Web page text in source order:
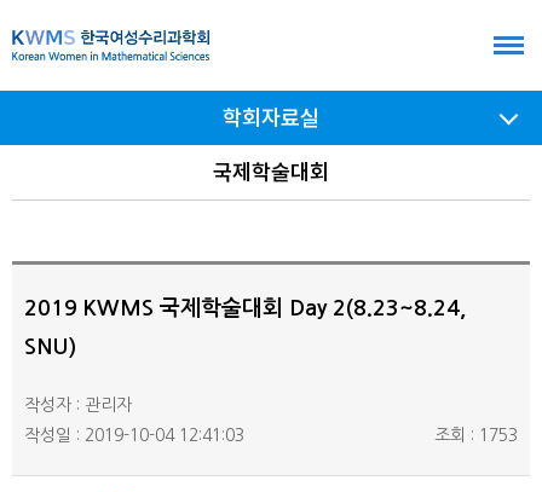
문
가
여닫기
학회자료실
국제학술대회
2019 KWMS 국제학술대회 Day 2(8.23~8.24,
SNU)
작성자 : 관리자
작성일 : 2019-10-04 12:41:03
조회 : 1753